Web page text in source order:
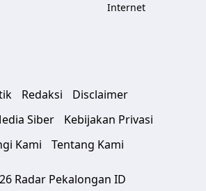
Internet
Redaksi
Disclaimer
Siber
Kebijakan Privasi
Kami
Tentang Kami
Radar Pekalongan ID